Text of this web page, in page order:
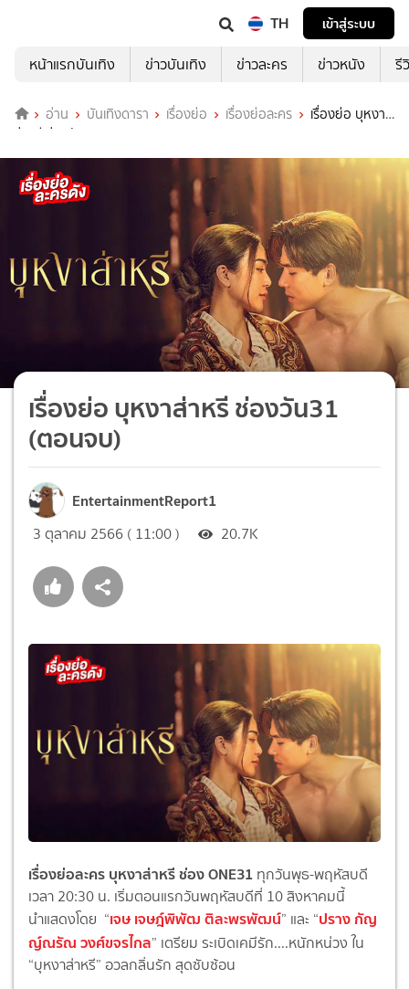
TH
เข้าสู่ระบบ
หน้าแรกบันเทิง
ข่าวบันเทิง ข่าวละคร ข่าวหนัง รี
อ่าน บันเทิงดารา เรื่องย่อ เรื่องย่อละคร
เรื่องย่อ บุหงา
ส่าหรี ช่องวัน31 (ตอนจบ)
เรื่องย่อ บุหงาส่าหรี ช่องวัน31
(ตอนจบ)
EntertainmentReport1
3 ตุลาคม 2566 ( 11:00 ) 20.7K
เรื่องย่อละคร บุหงาส่าหรี ช่อง ONE31 ทุกวันพุธ-พฤหัสบดี
เวลา 20:30 น. เริ่มตอนแรกวันพฤหัสบดีที่ 10 สิงหาคมนี้
นำแสดงโดย “เจษ เจษฎ์พิพัฒ ติละพรพัฒน์” และ “ปราง กัญ
ญ์ณรัณ วงศ์ขจรไกล” เตรียม ระเบิดเคมีรัก....หนักหน่วง ใน
“บุหงาส่าหรี” อวลกลิ่นรัก สุดซับซ้อน